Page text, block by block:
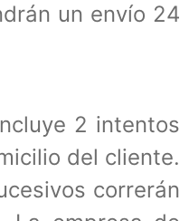
un envío 24
2 intentos
del cliente.
correrán